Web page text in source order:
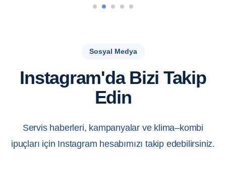
Sosyal Medya
Instagram'da Bizi Takip
Edin
Servis haberleri, kampanyalar ve klima–kombi
ipuçları için Instagram hesabımızı takip edebilirsiniz.